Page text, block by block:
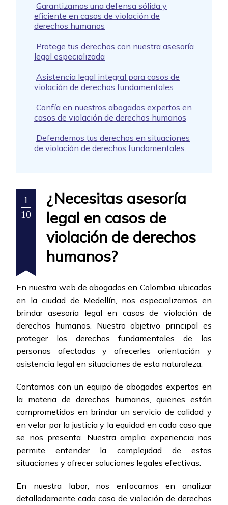
Garantizamos una defensa sólida y
eficiente en casos de violación de
derechos humanos
Protege tus derechos con nuestra asesoría
legal especializada
Asistencia legal integral para casos de
violación de derechos fundamentales
Confía en nuestros abogados expertos en
casos de violación de derechos humanos
Defendemos tus derechos en situaciones
de violación de derechos fundamentales.
1
10
¿Necesitas asesoría
legal en casos de
violación de derechos
humanos?
En nuestra web de abogados en Colombia, ubicados
en la ciudad de Medellín, nos especializamos en
brindar asesoría legal en casos de violación de
derechos humanos. Nuestro objetivo principal es
proteger los derechos fundamentales de las
personas afectadas y ofrecerles orientación y
asistencia legal en situaciones de esta naturaleza.
Contamos con un equipo de abogados expertos en
la materia de derechos humanos, quienes están
comprometidos en brindar un servicio de calidad y
en velar por la justicia y la equidad en cada caso que
se nos presenta. Nuestra amplia experiencia nos
permite entender la complejidad de estas
situaciones y ofrecer soluciones legales efectivas.
En nuestra labor, nos enfocamos en analizar
detalladamente cada caso de violación de derechos